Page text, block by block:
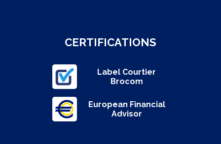
CERTIFICATIONS
Label Courtier
Brocom
European Financial
Advisor